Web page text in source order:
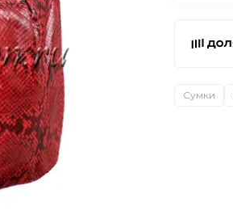
Сумки